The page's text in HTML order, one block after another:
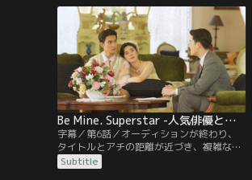
したパンは待ち合わせ場所に向かう。する
と、そこには…？高嶺の花の人気俳優アチ
と、憧れの人に恋する大学生パンの物語が
始まる。
Be Mine. Superstar -人気俳優と犬系スタッフ君- 第06話／字幕
字幕／第6話／オーディションが終わり、
タイトルとアチの距離が近づき、複雑な気
分のパン。今夜もパブにいたニン先生は、
1人きりになった途端に足元がふらつき、
Subtitle